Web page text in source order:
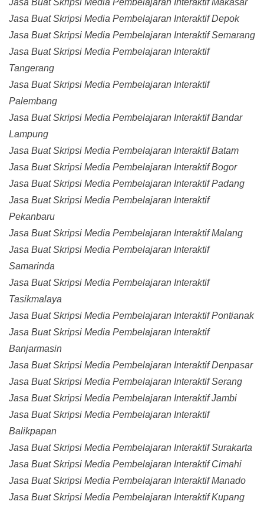
Jasa Buat Skripsi Media Pembelajaran Interaktif Makasar
Jasa Buat Skripsi Media Pembelajaran Interaktif Depok
Jasa Buat Skripsi Media Pembelajaran Interaktif Semarang
Jasa Buat Skripsi Media Pembelajaran Interaktif
Tangerang
Jasa Buat Skripsi Media Pembelajaran Interaktif
Palembang
Jasa Buat Skripsi Media Pembelajaran Interaktif Bandar
Lampung
Jasa Buat Skripsi Media Pembelajaran Interaktif Batam
Jasa Buat Skripsi Media Pembelajaran Interaktif Bogor
Jasa Buat Skripsi Media Pembelajaran Interaktif Padang
Jasa Buat Skripsi Media Pembelajaran Interaktif
Pekanbaru
Jasa Buat Skripsi Media Pembelajaran Interaktif Malang
Jasa Buat Skripsi Media Pembelajaran Interaktif
Samarinda
Jasa Buat Skripsi Media Pembelajaran Interaktif
Tasikmalaya
Jasa Buat Skripsi Media Pembelajaran Interaktif Pontianak
Jasa Buat Skripsi Media Pembelajaran Interaktif
Banjarmasin
Jasa Buat Skripsi Media Pembelajaran Interaktif Denpasar
Jasa Buat Skripsi Media Pembelajaran Interaktif Serang
Jasa Buat Skripsi Media Pembelajaran Interaktif Jambi
Jasa Buat Skripsi Media Pembelajaran Interaktif
Balikpapan
Jasa Buat Skripsi Media Pembelajaran Interaktif Surakarta
Jasa Buat Skripsi Media Pembelajaran Interaktif Cimahi
Jasa Buat Skripsi Media Pembelajaran Interaktif Manado
Jasa Buat Skripsi Media Pembelajaran Interaktif Kupang